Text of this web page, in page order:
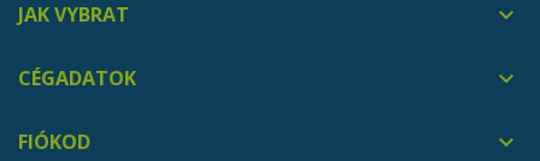
JAK VYBRAT 
CÉGADATOK 
FIÓKOD 